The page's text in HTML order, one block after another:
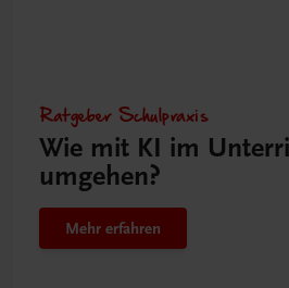
Ratgeber Schulpraxis
Wie mit KI im
umgehen?
Mehr erfahren